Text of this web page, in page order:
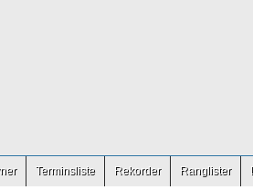
Terminsliste Rekorder Ranglister